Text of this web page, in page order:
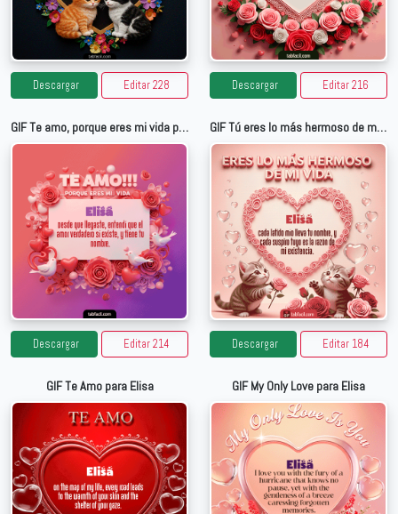
Descargar Editar 228 Descargar Editar 216
GIF Te amo, porque eres mi vida para Elisa
Descargar Editar 214
GIF Tú eres lo más hermoso de mi vida para Elisa
Descargar Editar 184
GIF Te Amo para Elisa GIF My Only Love para Elisa